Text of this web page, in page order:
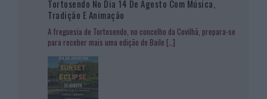
Tortosendo No Dia 14 De Agosto Com Música,
Tradição E Animação
A freguesia de Tortosendo, no concelho da Covilhã, prepara-se
para receber mais uma edição do Baile […]